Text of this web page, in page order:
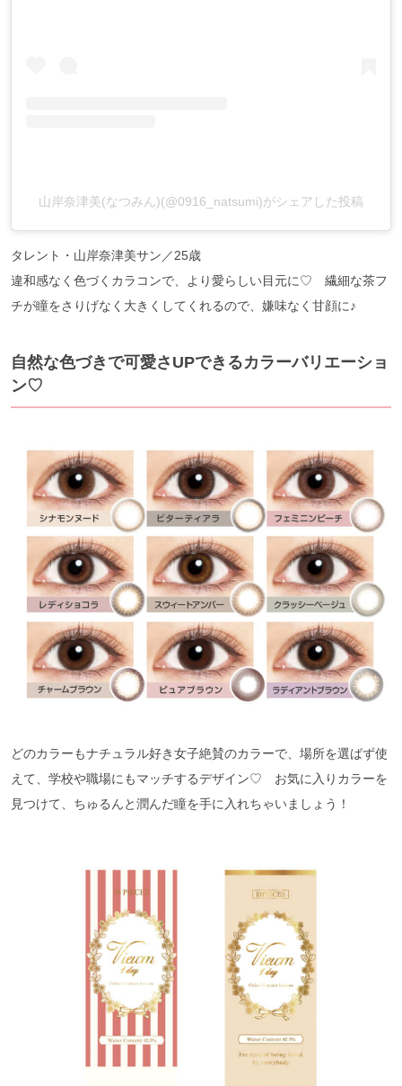
山岸奈津美(なつみん)(@0916_natsumi)がシェアした投稿
タレント・山岸奈津美サン／25歳
違和感なく色づくカラコンで、より愛らしい目元に♡ 繊細な茶フ
チが瞳をさりげなく大きくしてくれるので、嫌味なく甘顔に♪
自然な色づきで可愛さUPできるカラーバリエーショ
ン♡
どのカラーもナチュラル好き女子絶賛のカラーで、場所を選ばず使
えて、学校や職場にもマッチするデザイン♡ お気に入りカラーを
見つけて、ちゅるんと潤んだ瞳を手に入れちゃいましょう！